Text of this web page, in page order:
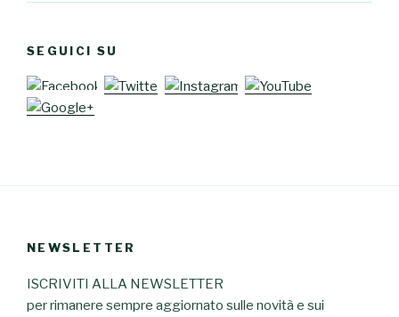
SEGUICI SU
NEWSLETTER
ISCRIVITI ALLA NEWSLETTER
per rimanere sempre aggiornato sulle novità e sui